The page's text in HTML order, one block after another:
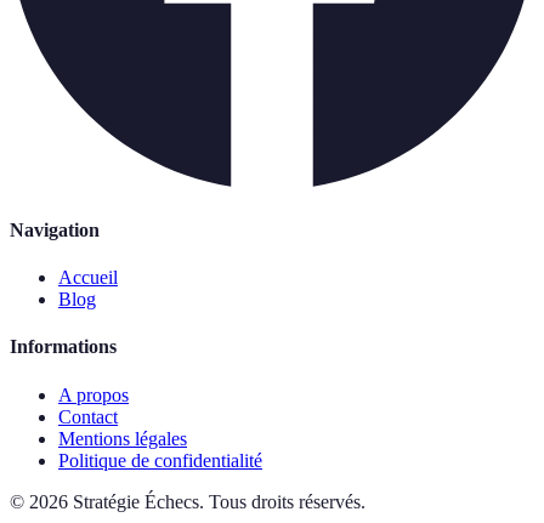
Navigation
Accueil
Blog
Informations
A propos
Contact
Mentions légales
Politique de confidentialité
© 2026 Stratégie Échecs. Tous droits réservés.